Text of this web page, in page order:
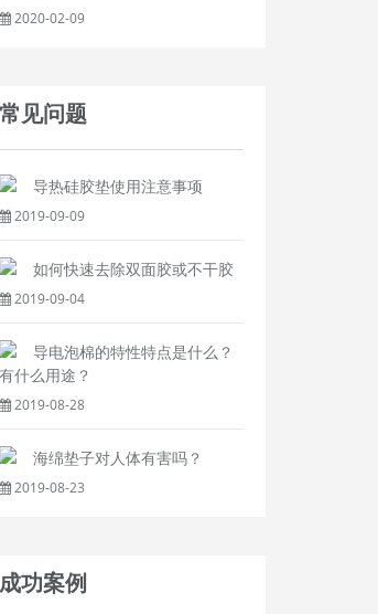
2020-02-09
常见问题
导热硅胶垫使用注意事项
2019-09-09
如何快速去除双面胶或不干胶
2019-09-04
导电泡棉的特性特点是什么？
有什么用途？
2019-08-28
海绵垫子对人体有害吗？
2019-08-23
成功案例